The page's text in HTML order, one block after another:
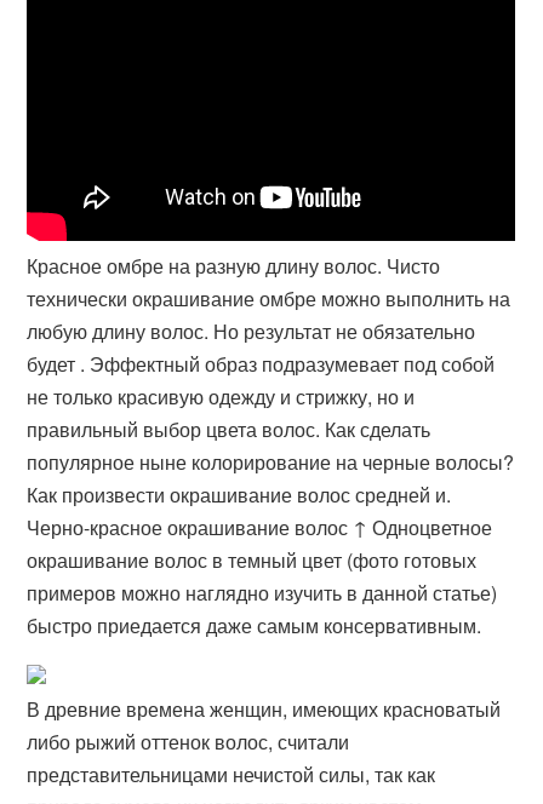
Красное омбре на разную длину волос. Чисто
технически окрашивание омбре можно выполнить на
любую длину волос. Но результат не обязательно
будет . Эффектный образ подразумевает под собой
не только красивую одежду и стрижку, но и
правильный выбор цвета волос. Как сделать
популярное ныне колорирование на черные волосы?
Как произвести окрашивание волос средней и.
Черно-красное окрашивание волос ↑ Одноцветное
окрашивание волос в темный цвет (фото готовых
примеров можно наглядно изучить в данной статье)
быстро приедается даже самым консервативным.
В древние времена женщин, имеющих красноватый
либо рыжий оттенок волос, считали
представительницами нечистой силы, так как